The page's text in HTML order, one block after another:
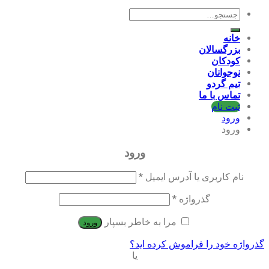
جستجو
خانه
بزرگسالان
کودکان
نوجوانان
تیم گردو
تماس با ما
ثبت نام
ورود
ورود
ورود
نام کاربری یا آدرس ایمیل *
گذرواژه *
مرا به خاطر بسپار
ورود
گذرواژه خود را فراموش کرده اید؟
یا